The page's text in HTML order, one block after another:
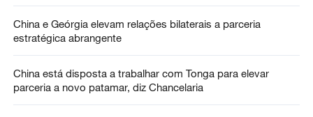
China e Geórgia elevam relações bilaterais a parceria
estratégica abrangente
China está disposta a trabalhar com Tonga para elevar
parceria a novo patamar, diz Chancelaria